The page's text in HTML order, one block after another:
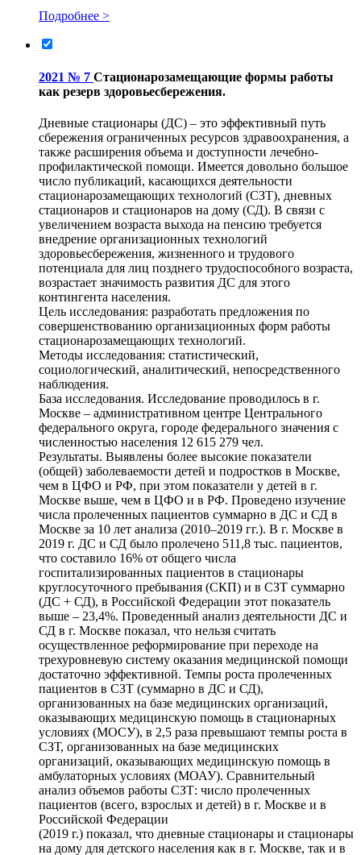
Подробнее >
2021 № 7 Стационарозамещающие формы работы
как резерв здоровьесбережения.
Дневные стационары (ДС) – это эффективный путь
сбережения ограниченных ресурсов здравоохранения, а
также расширения объема и доступности лечебно-
профилактической помощи. Имеется довольно большое
число публикаций, касающихся деятельности
стационарозамещающих технологий (СЗТ), дневных
стационаров и стационаров на дому (СД). В связи с
увеличением возраста выхода на пенсию требуется
внедрение организационных технологий
здоровьесбережения, жизненного и трудового
потенциала для лиц позднего трудоспособного возраста,
возрастает значимость развития ДС для этого
контингента населения.
Цель исследования: разработать предложения по
совершенствованию организационных форм работы
стационарозамещающих технологий.
Методы исследования: статистический,
социологический, аналитический, непосредственного
наблюдения.
База исследования. Исследование проводилось в г.
Москве – административном центре Центрального
федерального округа, городе федерального значения с
численностью населения 12 615 279 чел.
Результаты. Выявлены более высокие показатели
(общей) заболеваемости детей и подростков в Москве,
чем в ЦФО и РФ, при этом показатели у детей в г.
Москве выше, чем в ЦФО и в РФ. Проведено изучение
числа пролеченных пациентов суммарно в ДС и СД в
Москве за 10 лет анализа (2010–2019 гг.). В г. Москве в
2019 г. ДС и СД было пролечено 511,8 тыс. пациентов,
что составило 16% от общего числа
госпитализированных пациентов в стационары
круглосуточного пребывания (СКП) и в СЗТ суммарно
(ДС + СД), в Российской Федерации этот показатель
выше – 23,4%. Проведенный анализ деятельности ДС и
СД в г. Москве показал, что нельзя считать
осуществленное реформирование при переходе на
трехуровневую систему оказания медицинской помощи
достаточно эффективной. Темпы роста пролеченных
пациентов в СЗТ (суммарно в ДС и СД),
организованных на базе медицинских организаций,
оказывающих медицинскую помощь в стационарных
условиях (МОСУ), в 2,5 раза превышают темпы роста в
СЗТ, организованных на базе медицинских
организаций, оказывающих медицинскую помощь в
амбулаторных условиях (МОАУ). Сравнительный
анализ объемов работы СЗТ: число пролеченных
пациентов (всего, взрослых и детей) в г. Москве и в
Российской Федерации
(2019 г.) показал, что дневные стационары и стационары
на дому для детского населения как в г. Москве, так и в